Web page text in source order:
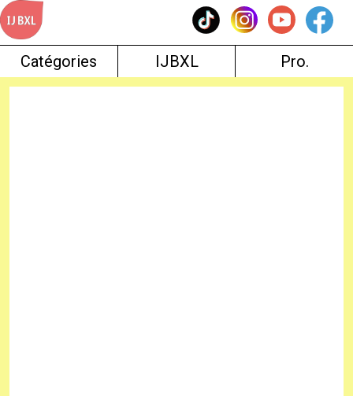
Skip
to
content
Catégories IJBXL Pro.